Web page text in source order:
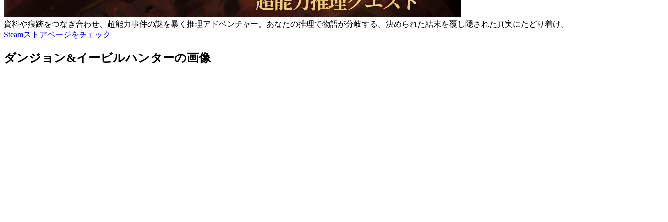
資料や痕跡をつなぎ合わせ、超能力事件の謎を暴く推理アドベンチャー。あなたの推理で物語が分岐する。決められた結末を覆し隠された真実にたどり着け。
Steamストアページをチェック
ダンジョン&イービルハンターの画像